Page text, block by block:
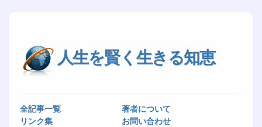
人生を賢く生きる知恵
全記事一覧
著者について
リンク集
お問い合わせ